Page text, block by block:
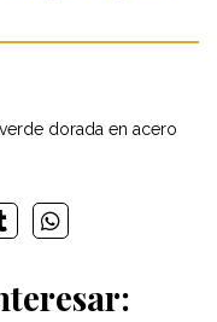
dorada en acero